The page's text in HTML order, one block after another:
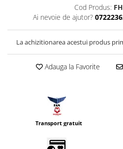
Cod Produs:
Ai nevoie de ajutor?
La achizitionarea acestui produs
Adauga la Favorite
Transport gratuit